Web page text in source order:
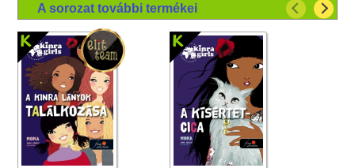
A sorozat további termékei